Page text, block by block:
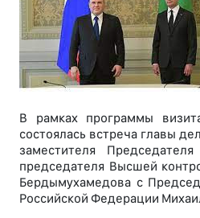
В рамках программы
состоялась встреча главы
заместителя
председателя Высшей
Бердымухамедова с
Российской Федерации